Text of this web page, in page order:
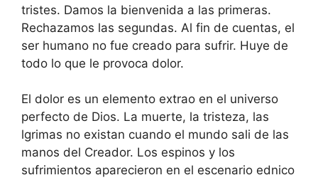
tristes. Damos la bienvenida a las primeras.
Rechazamos las segundas. Al fin de cuentas, el
ser humano no fue creado para sufrir. Huye de
todo lo que le provoca dolor.
El dolor es un elemento extrao en el universo
perfecto de Dios. La muerte, la tristeza, las
lgrimas no existan cuando el mundo sali de las
manos del Creador. Los espinos y los
sufrimientos aparecieron en el escenario ednico